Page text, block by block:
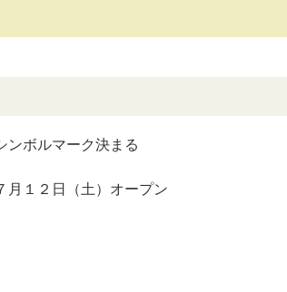
ボルマーク決まる
１２日（土）オープン